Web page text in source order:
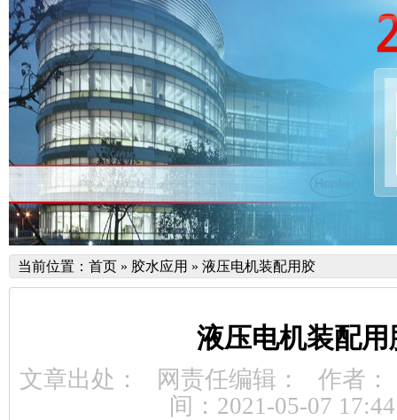
当前位置： 首页 » 胶水应用 » 液压电机装配用胶
液压电机装配用
文章出处： 网责任编辑：
作者：
间：2021-05-07